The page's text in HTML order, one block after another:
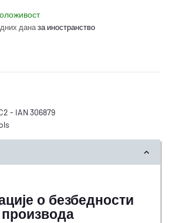
даназа иностранство
- IAN 306879
о безбедности
производа